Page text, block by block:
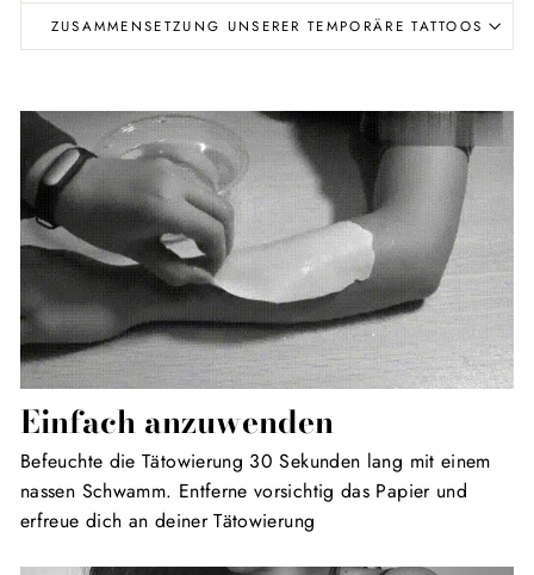
ZUSAMMENSETZUNG UNSERER TEMPORÄRE TATTOOS
Einfach anzuwenden
Befeuchte die Tätowierung 30 Sekunden lang mit einem
nassen Schwamm. Entferne vorsichtig das Papier und
erfreue dich an deiner Tätowierung